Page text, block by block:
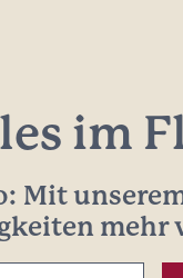
im
Mit
mehr